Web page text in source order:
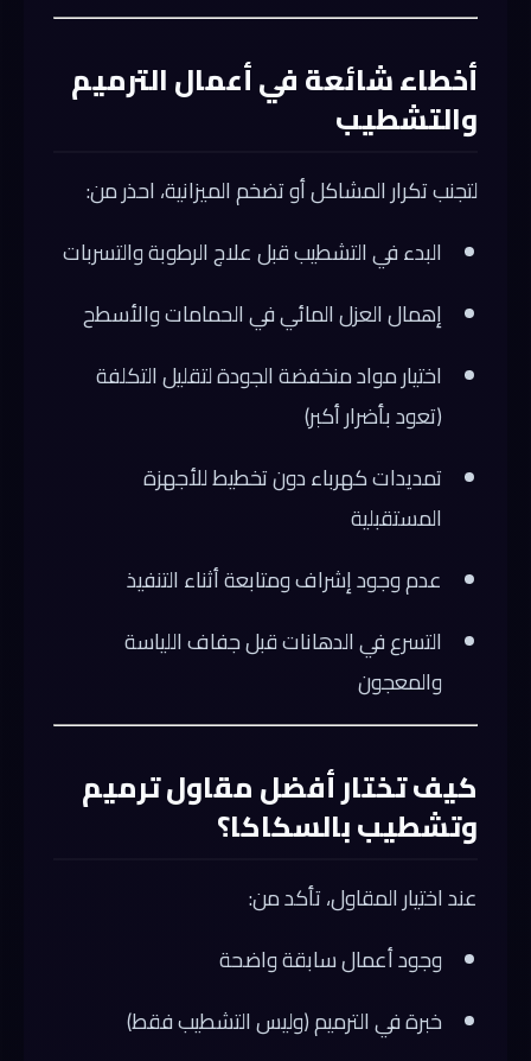
أخطاء شائعة في أعمال الترميم
والتشطيب
لتجنب تكرار المشاكل أو تضخم الميزانية، احذر من:
البدء في التشطيب قبل علاج الرطوبة والتسربات
إهمال العزل المائي في الحمامات والأسطح
اختيار مواد منخفضة الجودة لتقليل التكلفة
(تعود بأضرار أكبر)
تمديدات كهرباء دون تخطيط للأجهزة
المستقبلية
عدم وجود إشراف ومتابعة أثناء التنفيذ
التسرع في الدهانات قبل جفاف اللياسة
والمعجون
كيف تختار أفضل مقاول ترميم
وتشطيب بالسكاكا؟
عند اختيار المقاول، تأكد من:
وجود أعمال سابقة واضحة
خبرة في الترميم (وليس التشطيب فقط)